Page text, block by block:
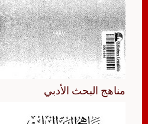
مناهج البحث الأدبي